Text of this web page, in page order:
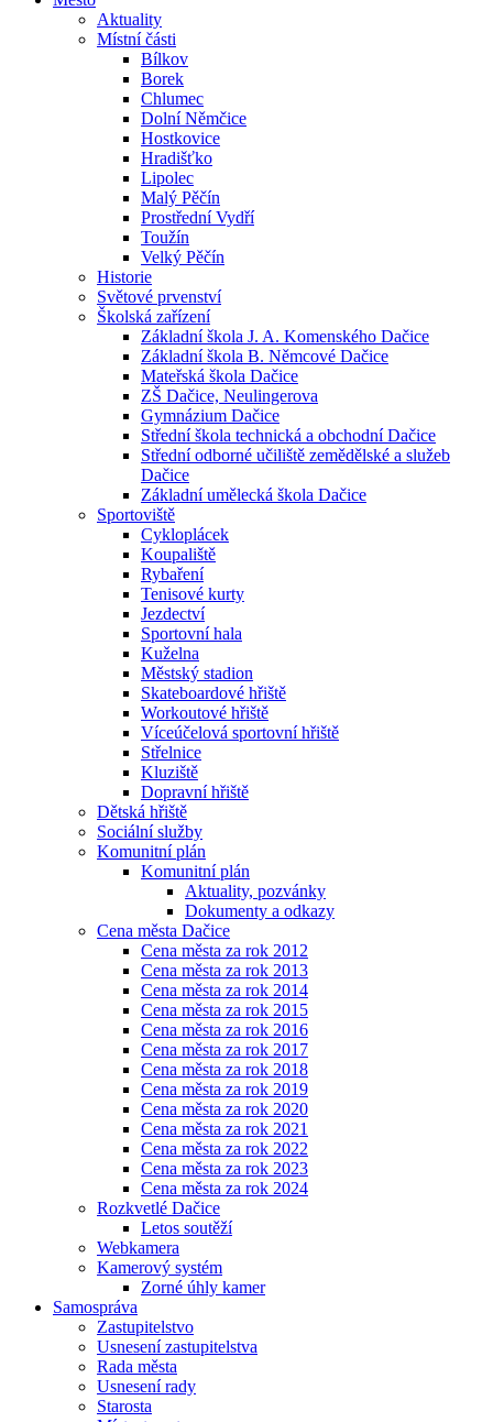
Aktuality
Místní části
Bílkov
Borek
Chlumec
Dolní Němčice
Hostkovice
Hradišťko
Lipolec
Malý Pěčín
Prostřední Vydří
Toužín
Velký Pěčín
Historie
Světové prvenství
Školská zařízení
Základní škola J. A. Komenského Dačice
Základní škola B. Němcové Dačice
Mateřská škola Dačice
ZŠ Dačice, Neulingerova
Gymnázium Dačice
Střední škola technická a obchodní Dačice
Střední odborné učiliště zemědělské a služeb
Dačice
Základní umělecká škola Dačice
Sportoviště
Cykloplácek
Koupaliště
Rybaření
Tenisové kurty
Jezdectví
Sportovní hala
Kuželna
Městský stadion
Skateboardové hřiště
Workoutové hřiště
Víceúčelová sportovní hřiště
Střelnice
Kluziště
Dopravní hřiště
Dětská hřiště
Sociální služby
Komunitní plán
Komunitní plán
Aktuality, pozvánky
Dokumenty a odkazy
Cena města Dačice
Cena města za rok 2012
Cena města za rok 2013
Cena města za rok 2014
Cena města za rok 2015
Cena města za rok 2016
Cena města za rok 2017
Cena města za rok 2018
Cena města za rok 2019
Cena města za rok 2020
Cena města za rok 2021
Cena města za rok 2022
Cena města za rok 2023
Cena města za rok 2024
Rozkvetlé Dačice
Letos soutěží
Webkamera
Kamerový systém
Zorné úhly kamer
Samospráva
Zastupitelstvo
Usnesení zastupitelstva
Rada města
Usnesení rady
Starosta